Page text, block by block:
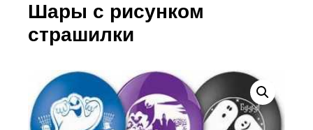
Шары с рисунком
страшилки